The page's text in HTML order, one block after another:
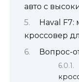
авто с
Haval
кроссовер
Вопрос-